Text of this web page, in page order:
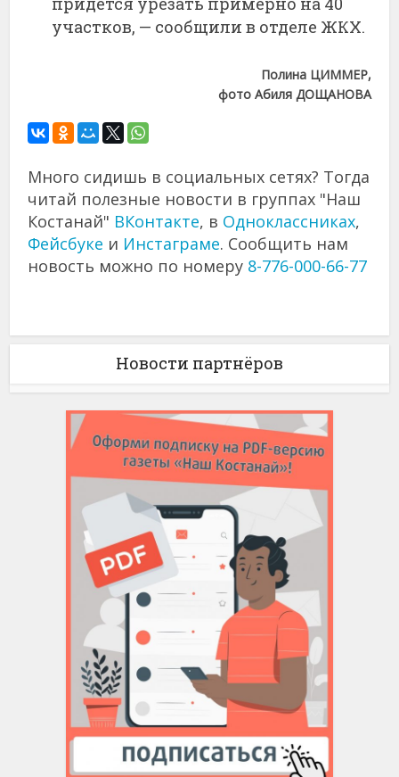
участков, — сообщили в отделе ЖКХ.
Полина ЦИММЕР,
фото Абиля ДОЩАНОВА
Много сидишь в социальных сетях? Тогда
читай полезные новости в группах "Наш
Костанай" ВКонтакте, в Одноклассниках,
Фейсбуке и Инстаграме. Сообщить нам
новость можно по номеру 8-776-000-66-77
Новости партнёров